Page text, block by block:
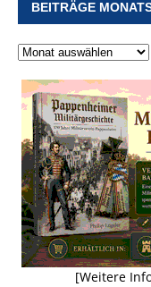
BEITRÄGE
[Weitere